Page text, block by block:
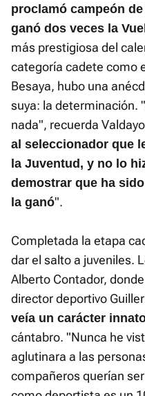
proclamó campeón
ganó dos veces la
más prestigiosa del
categoría cadete como
Besaya, hubo una
suya: la determinación.
nada", recuerda
al seleccionador que
la Juventud, y no lo
demostrar que ha
la ganó".
Completada la etapa
dar el salto a juveniles.
Alberto Contador,
director deportivo
veía un carácter
cántabro. "Nunca he
aglutinara a las
compañeros querían